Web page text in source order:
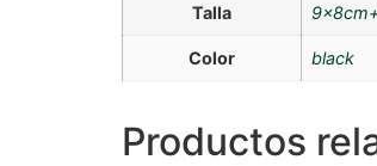
Talla
Color black
Productos